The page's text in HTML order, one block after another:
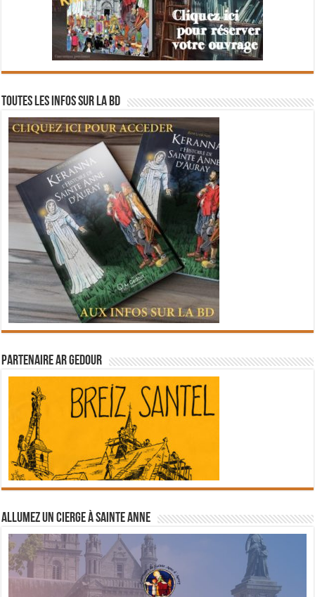
Toutes les infos sur la BD
Partenaire Ar Gedour
Allumez un cierge à Sainte Anne